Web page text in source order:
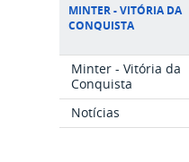
MINTER - VITÓRIA DA
CONQUISTA
Minter - Vitória da
Conquista
Notícias